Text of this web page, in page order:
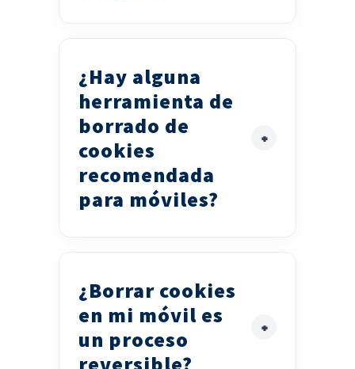
¿Hay alguna
herramienta de
borrado de
cookies
recomendada
para móviles?
¿Borrar cookies
en mi móvil es
un proceso